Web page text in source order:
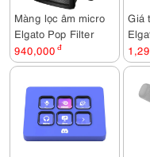
Màng lọc âm micro
Elgato Pop Filter
940,000 đ
Giá